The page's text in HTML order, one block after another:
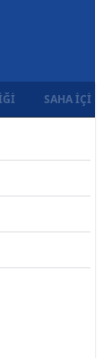
SAHA İÇI